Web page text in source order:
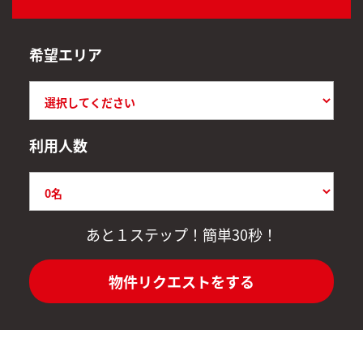
希望エリア
利用人数
あと１ステップ！簡単30秒！
物件リクエストをする